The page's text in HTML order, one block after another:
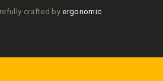
crafted byergonomic